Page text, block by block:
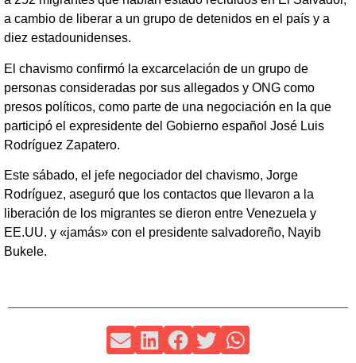
a cambio de liberar a un grupo de detenidos en el país y a
diez estadounidenses.
El chavismo confirmó la excarcelación de un grupo de
personas consideradas por sus allegados y ONG como
presos políticos, como parte de una negociación en la que
participó el expresidente del Gobierno español José Luis
Rodríguez Zapatero.
Este sábado, el jefe negociador del chavismo, Jorge
Rodríguez, aseguró que los contactos que llevaron a la
liberación de los migrantes se dieron entre Venezuela y
EE.UU. y «jamás» con el presidente salvadoreño, Nayib
Bukele.